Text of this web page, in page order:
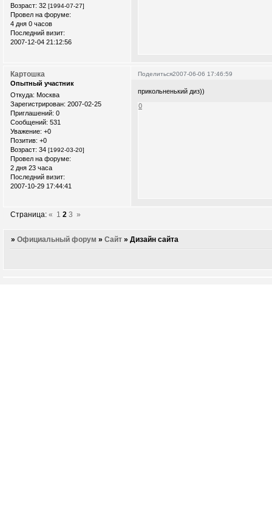
Возраст: 32 [1994-07-27]
Провел на форуме:
4 дня 0 часов
Последний визит:
2007-12-04 21:12:56
Поделиться2007-06-06 17:46:59
Картошка
Опытный участник
Откуда: Москва
Зарегистрирован: 2007-02-25
Приглашений: 0
Сообщений: 531
Уважение: +0
Позитив: +0
Возраст: 34 [1992-03-20]
Провел на форуме:
2 дня 23 часа
Последний визит:
2007-10-29 17:44:41
прикольненький диз))
0
Страница:« 1 2 3 »
»Официальный форум »Сайт »Дизайн сайта